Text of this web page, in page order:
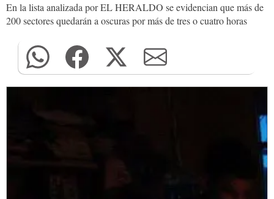
En la lista analizada por EL HERALDO se evidencian que más de
200 sectores quedarán a oscuras por más de tres o cuatro horas